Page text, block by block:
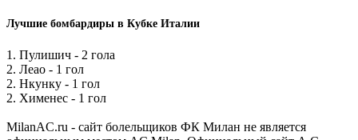
Лучшие бомбардиры в Кубке Италии
1. Пулишич - 2 гола
2. Леао - 1 гол
2. Нкунку - 1 гол
2. Хименес - 1 гол
MilanAC.ru - сайт болельщиков ФК Милан не является